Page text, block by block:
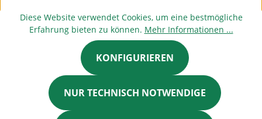
Diese Website verwendet Cookies, um eine bestmögliche
Erfahrung bieten zu können. Mehr Informationen ...
NUR TECHNISCH NOTWENDIGE
KONFIGURIEREN